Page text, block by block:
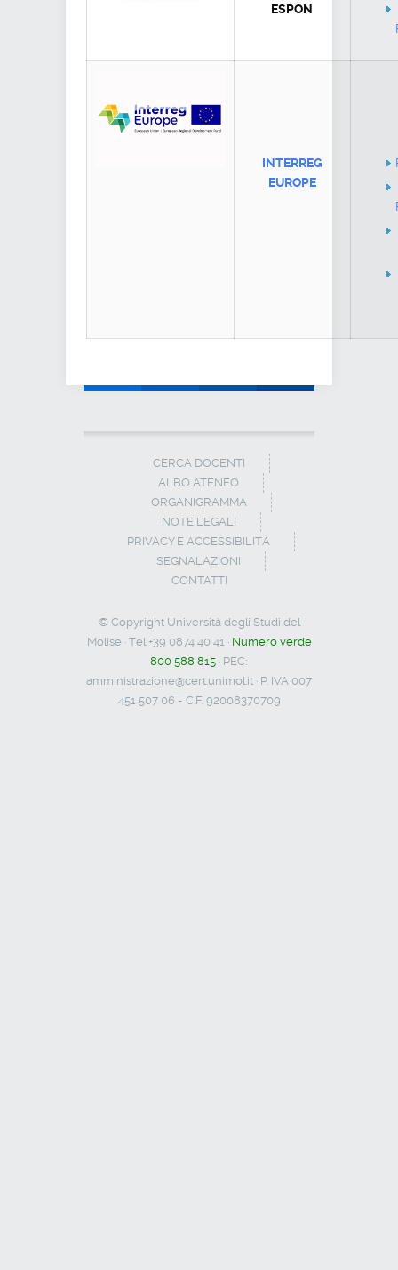
ESPON
INTERREG
EUROPE
CERCA DOCENTI
ALBO ATENEO
ORGANIGRAMMA
NOTE LEGALI
PRIVACY E ACCESSIBILITÀ
SEGNALAZIONI
CONTATTI
© Copyright Università degli Studi del
Molise · Tel +39 0874 40 41 · Numero verde
800 588 815 · PEC:
amministrazione@cert.unimol.it · P. IVA 007
451 507 06 - C.F. 92008370709